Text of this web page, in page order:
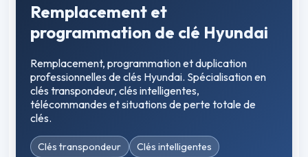
Remplacement et
programmation de clé Hyundai
Remplacement, programmation et duplication
professionnelles de clés Hyundai. Spécialisation en
clés transpondeur, clés intelligentes,
télécommandes et situations de perte totale de
clés.
Clés transpondeur
Clés intelligentes